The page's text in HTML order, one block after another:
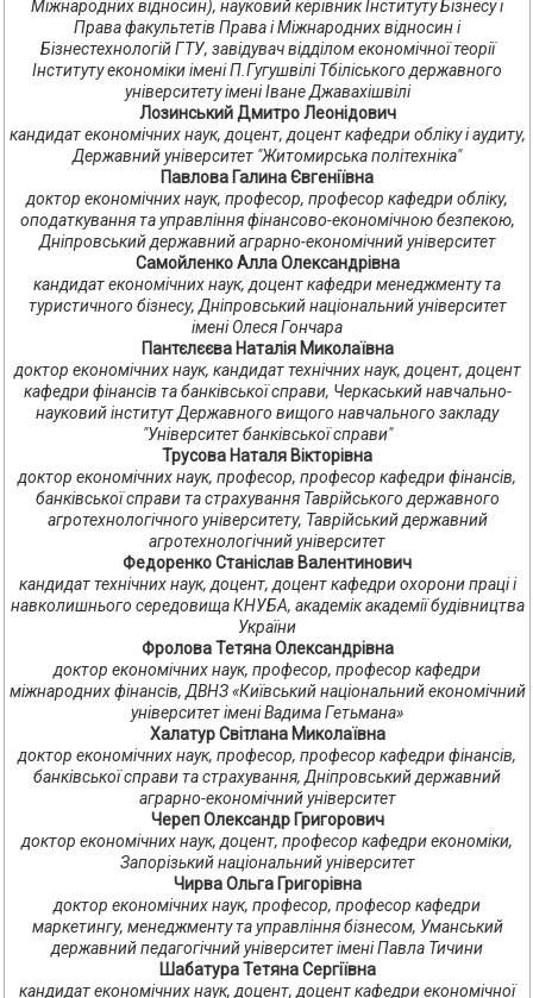
Міжнародних відносин), науковий керівник Інституту Бізнесу і
Права факультетів Права і Міжнародних відносин і
Бізнестехнологій ГТУ, завідувач відділом економічної теорії
Інституту економіки імені П.Гугушвілі Тбіліського державного
університету імені Іване Джавахішвілі
Лозинський Дмитро Леонідович
кандидат економічних наук, доцент, доцент кафедри обліку і аудиту,
Державний університет "Житомирська політехніка"
Павлова Галина Євгеніївна
доктор економічних наук, професор, професор кафедри обліку,
оподаткування та управління фінансово-економічною безпекою,
Дніпровський державний аграрно-економічний університет
Самойленко Алла Олександрівна
кандидат економічних наук, доцент кафедри менеджменту та
туристичного бізнесу, Дніпровський національний університет
імені Олеся Гончара
Пантєлєєва Наталія Миколаївна
доктор економічних наук, кандидат технічних наук, доцент, доцент
кафедри фінансів та банківської справи, Черкаський навчально-
науковий інститут Державного вищого навчального закладу
"Університет банківської справи"
Трусова Наталя Вікторівна
доктор економічних наук, професор, професор кафедри фінансів,
банківської справи та страхування Таврійського державного
агротехнологічного університету, Таврійський державний
агротехнологічний університет
Федоренко Станіслав Валентинович
кандидат технічних наук, доцент, доцент кафедри охорони праці і
навколишнього середовища КНУБА, академік академії будівництва
України
Фролова Тетяна Олександрівна
доктор економічних наук, професор, професор кафедри
міжнародних фінансів, ДВНЗ «Київський національний економічний
університет імені Вадима Гетьмана»
Халатур Світлана Миколаївна
доктор економічних наук, професор, професор кафедри фінансів,
банківської справи та страхування, Дніпровський державний
аграрно-економічний університет
Череп Олександр Григорович
доктор економічних наук, доцент, професор кафедри економіки,
Запорізький національний університет
Чирва Ольга Григорівна
доктор економічних наук, професор, професор кафедри
маркетингу, менеджменту та управління бізнесом, Уманський
державний педагогічний університет імені Павла Тичини
Шабатура Тетяна Сергіївна
кандидат економічних наук, доцент, доцент кафедри економічної